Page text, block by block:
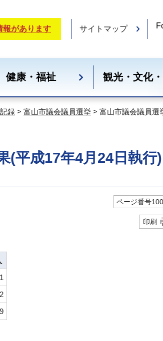
報があります サイトマップ
健康・福祉 観光・文化
録 > 富山市議会議員選挙 > 富山市議会議員選
(平成17年4月24日執行)
ページ番号
印刷